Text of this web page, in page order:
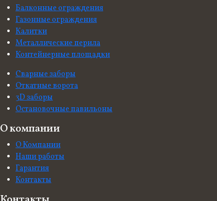
Балконные ограждения
Газонные ограждения
Калитки
Металлические перила
Контейнерные площадки
Сварные заборы
Откатные ворота
3D заборы
Остановочные павильоны
О компании
О Компании
Наши работы
Гарантия
Контакты